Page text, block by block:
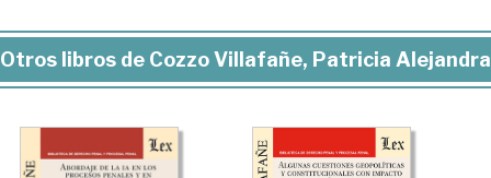
Otros libros de Cozzo Villafañe, Patricia Alejandra